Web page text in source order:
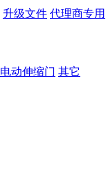
升级文件 代理商专用
电动伸缩门 其它